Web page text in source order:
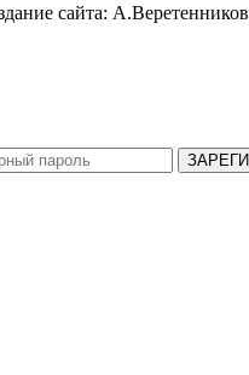
сайта: А.Веретенников